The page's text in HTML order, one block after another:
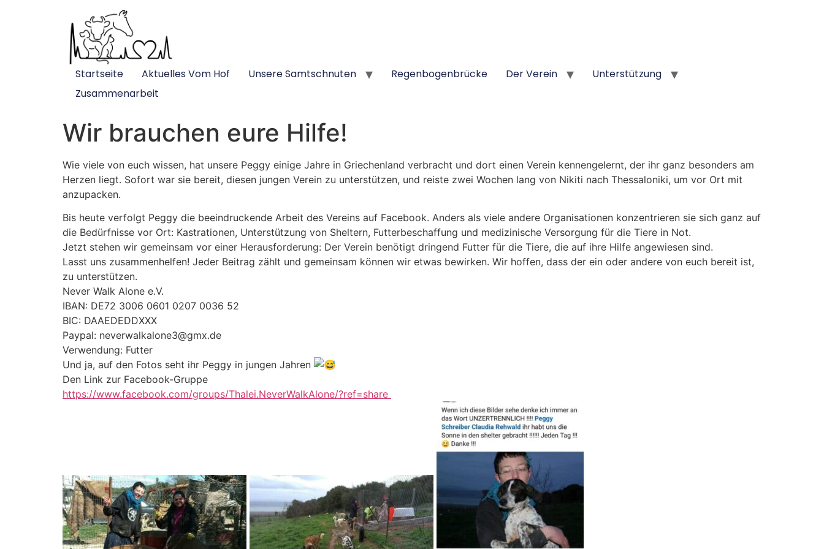
Startseite Aktuelles Vom Hof Unsere Samtschnuten Regenbogenbrücke Der Verein
Unterstützung
Zusammenarbeit
Wir brauchen eure Hilfe!
Wie viele von euch wissen, hat unsere Peggy einige Jahre in Griechenland verbracht und dort einen Verein kennengelernt, der ihr ganz besonders am
Herzen liegt. Sofort war sie bereit, diesen jungen Verein zu unterstützen, und reiste zwei Wochen lang von Nikiti nach Thessaloniki, um vor Ort mit
anzupacken.
Bis heute verfolgt Peggy die beeindruckende Arbeit des Vereins auf Facebook. Anders als viele andere Organisationen konzentrieren sie sich ganz auf
die Bedürfnisse vor Ort: Kastrationen, Unterstützung von Sheltern, Futterbeschaffung und medizinische Versorgung für die Tiere in Not.
Jetzt stehen wir gemeinsam vor einer Herausforderung: Der Verein benötigt dringend Futter für die Tiere, die auf ihre Hilfe angewiesen sind.
Lasst uns zusammenhelfen! Jeder Beitrag zählt und gemeinsam können wir etwas bewirken. Wir hoffen, dass der ein oder andere von euch bereit ist,
zu unterstützen.
Never Walk Alone e.V.
IBAN: DE72 3006 0601 0207 0036 52
BIC: DAAEDEDDXXX
Paypal: neverwalkalone3@gmx.de
Verwendung: Futter
Und ja, auf den Fotos seht ihr Peggy in jungen Jahren
Den Link zur Facebook-Gruppe
https://www.facebook.com/groups/Thalei.NeverWalkAlone/?ref=share